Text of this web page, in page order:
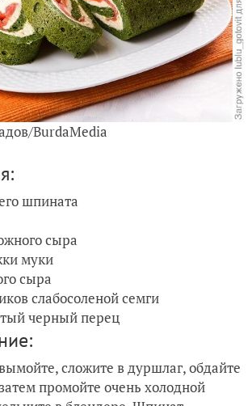
BurdaMedia
шпината
сыра
муки
сыра
слабосоленой семги
черный перец
сложите в дуршлаг, обдайте
промойте очень холодной